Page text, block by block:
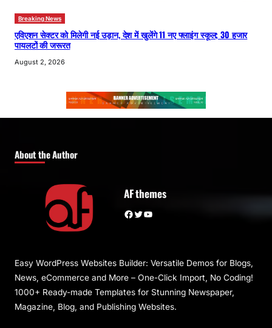
Breaking News
एविएशन सेक्टर को मिलेगी नई उड़ान, देश में खुलेंगे 11 नए फ्लाइंग स्कूल; 30 हजार
पायलटों की जरूरत
August 2, 2026
About the Author
AF themes
Facebook Twitter YouTube
Easy WordPress Websites Builder: Versatile Demos for Blogs,
News, eCommerce and More – One-Click Import, No Coding!
1000+ Ready-made Templates for Stunning Newspaper,
Magazine, Blog, and Publishing Websites.